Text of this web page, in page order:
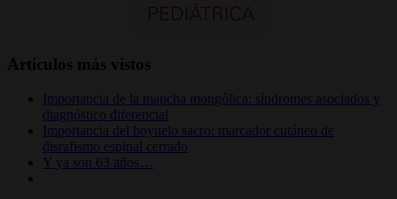
Artículos más vistos
Importancia de la mancha mongólica: síndromes asociados y
diagnóstico diferencial
Importancia del hoyuelo sacro: marcador cutáneo de
disrafismo espinal cerrado
Y ya son 63 años…